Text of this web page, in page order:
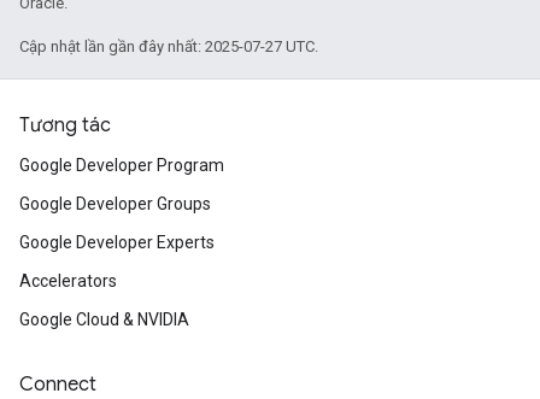
Cập nhật lần gần đây nhất: 2025-07-27 UTC.
Tương tác
Google Developer Program
Google Developer Groups
Google Developer Experts
Accelerators
Google Cloud & NVIDIA
Connect